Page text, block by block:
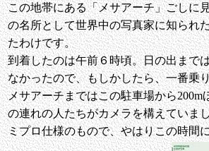
この地帯にある「メサアーチ」ごしに
の名所として世界中の写真家に知られ
たわけです。
到着したのは午前６時頃。日の出まで
なかったので、もしかしたら、一番乗
メサアーチまではこの駐車場から
の連れの人たちがカメラを構えていま
ミプロ仕様のもので、やはりこの時間